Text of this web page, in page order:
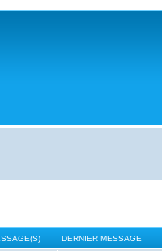
DERNIER MESSAGE